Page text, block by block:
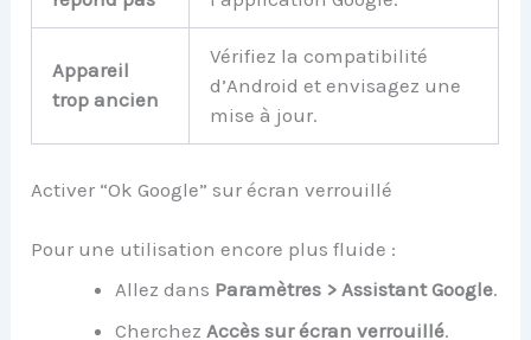
Appareil
trop ancien
Vérifiez la compatibilité
d’Android et envisagez une
mise à jour.
Activer “Ok Google” sur écran verrouillé
Pour une utilisation encore plus fluide :
Allez dans Paramètres > Assistant Google.
Cherchez Accès sur écran verrouillé.